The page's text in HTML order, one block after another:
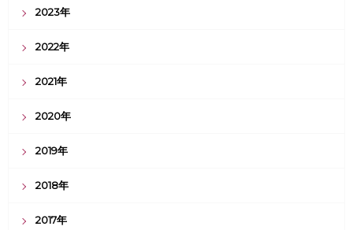
2023年
2022年
2021年
2020年
2019年
2018年
2017年